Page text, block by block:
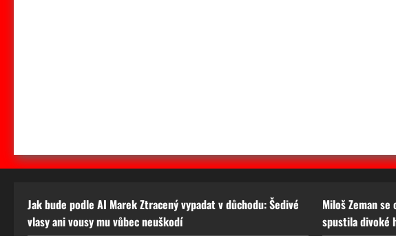
Jak bude podle AI Marek Ztracený vypadat v důchodu: Šedivé
vlasy ani vousy mu vůbec neuškodí
Miloš Zeman
spustila divoké